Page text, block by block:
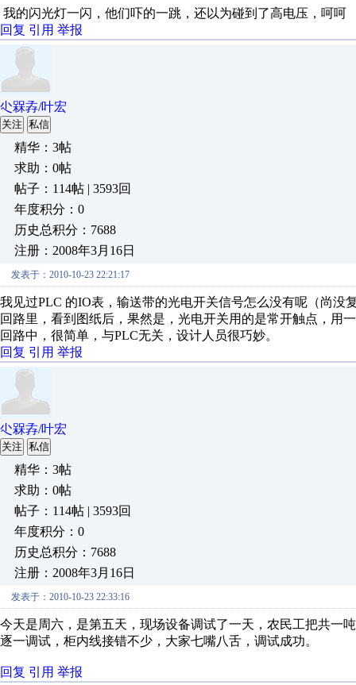
我的闪光灯一闪，他们吓的一跳，还以为碰到了高电压，呵呵
回复 引用 举报
尐槑孨/叶宏
关注 私信
精华：3帖
求助：0帖
帖子：114帖 | 3593回
年度积分：0
历史总积分：7688
注册：2008年3月16日
发表于：2010-10-23 22:21:17
我见过PLC 的IO表，输送带的光电开关信号怎么没有呢（尚
回路里，看到图纸后，果然是，光电开关用的是常开触点，用
回路中，很简单，与PLC无关，设计人员很巧妙。
回复 引用 举报
尐槑孨/叶宏
关注 私信
精华：3帖
求助：0帖
帖子：114帖 | 3593回
年度积分：0
历史总积分：7688
注册：2008年3月16日
发表于：2010-10-23 22:33:16
今天是周六，是第五天，现场设备调试了一天，农民工把共一
逐一调试，柜内线接错不少，大家七嘴八舌，调试成功。
回复 引用 举报